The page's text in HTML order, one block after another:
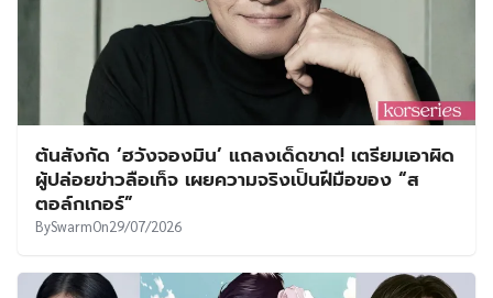
ต้นสังกัด ‘ฮวังจองมิน’ แถลงเด็ดขาด! เตรียมเอาผิด
ผู้ปล่อยข่าวลือเท็จ เผยความจริงเป็นฝีมือของ “ส
ตอล์กเกอร์”
BySwarmOn29/07/2026